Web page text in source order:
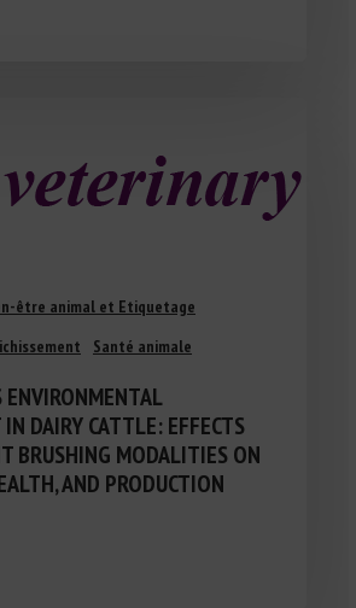
être animal et Etiquetage
Santé animale
ENVIRONMENTAL
DAIRY CATTLE: EFFECTS
BRUSHING MODALITIES ON
AND PRODUCTION